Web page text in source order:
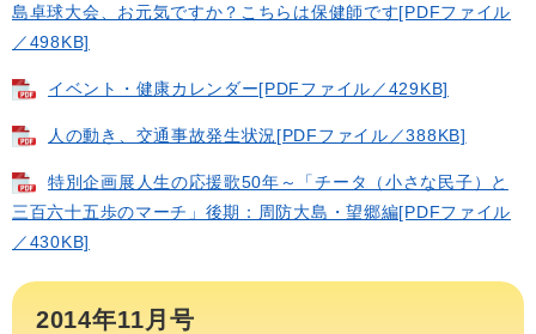
島卓球大会、お元気ですか？こちらは保健師です[PDFファイル
／498KB]
イベント・健康カレンダー[PDFファイル／429KB]
人の動き、交通事故発生状況[PDFファイル／388KB]
特別企画展人生の応援歌50年～「チータ（小さな民子）と
三百六十五歩のマーチ」後期：周防大島・望郷編[PDFファイル
／430KB]
2014年11月号